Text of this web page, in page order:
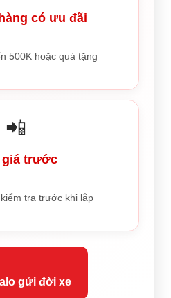
có ưu đãi
500K hoặc quà tặng
📲
giá trước
tra trước khi lắp
gửi đời xe